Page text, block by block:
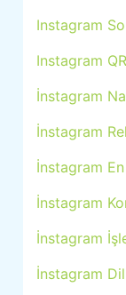
Instagram
Instagram
İnstagram
İnstagram
İnstagram
İnstagram
İnstagram
İnstagram